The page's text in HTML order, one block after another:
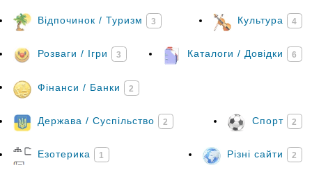
Відпочинок / Туризм 3 Культура 4
Розваги / Ігри 3 Каталоги / Довідки 6
Фінанси / Банки 2
Держава / Суспільство 2 Спорт 2
Езотерика 1 Різні сайти 2